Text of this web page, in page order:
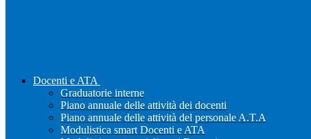
Docenti e ATA
Graduatorie interne
Piano annuale delle attività dei docenti
Piano annuale delle attività del personale A.T.A
Modulistica smart Docenti e ATA